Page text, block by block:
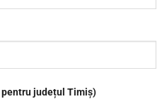
județul Timiș)